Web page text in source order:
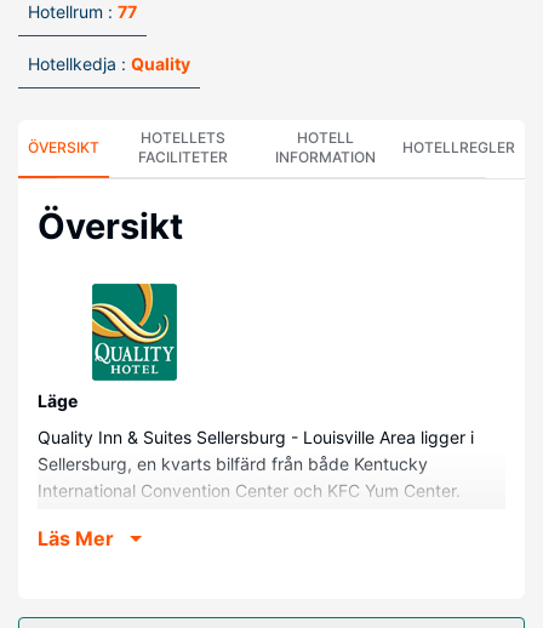
Hotellrum : 77
Hotellkedja : Quality
ÖVERSIKT
HOTELLETS
FACILITETER
HOTELL
INFORMATION
HOTELLREGLER
Översikt
Läge
Quality Inn & Suites Sellersburg - Louisville Area ligger i
Sellersburg, en kvarts bilfärd från både Kentucky
International Convention Center och KFC Yum Center.
(baseballmuseum) och 13,6 km från Ohio River.
Känn dig som hemma i ett av de 77 luftkonditionerade
Läs Mer